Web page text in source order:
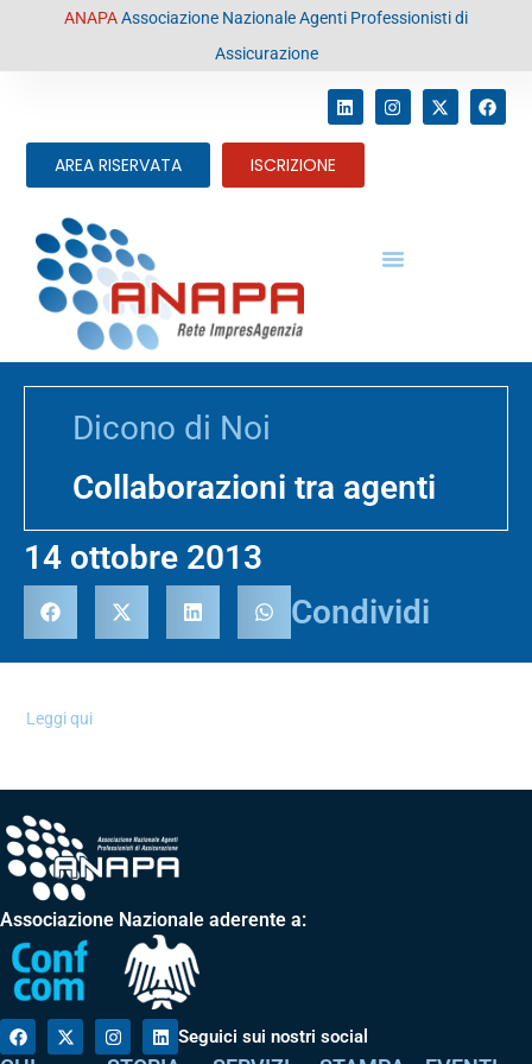
contenutoANAPAAssociazione Nazionale Agenti Professionisti di
Assicurazione
AREA RISERVATA ISCRIZIONE
Dicono di Noi
Collaborazioni tra agenti
14 ottobre 2013
Condividi
Leggi qui
Associazione Nazionale aderente a:
Seguici sui nostri social